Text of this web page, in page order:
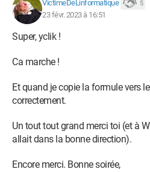
VictimeDeLinformatique 5
23 févr. 2023 à 16:51
Super, yclik !
Ca marche !
Et quand je copie la formule vers
correctement.
Un tout tout grand merci toi (et à
allait dans la bonne direction).
Encore merci. Bonne soirée,